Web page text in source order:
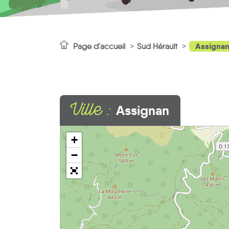
Page d'accueil Sud Hérault Assignan
Ville : Assignan
+
−